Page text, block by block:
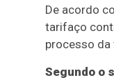
De acordo
tarifaço
processo da
Segundo o